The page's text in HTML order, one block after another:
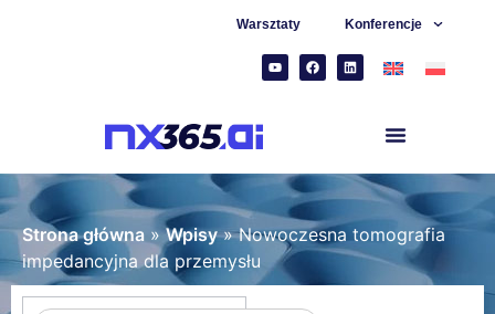
Warsztaty Konferencje
Strona główna »Wpisy»Nowoczesna tomografia
impedancyjna dla przemysłu